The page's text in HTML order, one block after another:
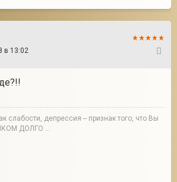
в 13:02
слабости, депрессия -- признак того, что Вы
ДОЛГО ...